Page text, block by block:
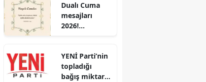
tarihi belli
oldu mu?
Dualı Cuma
mesajları
2026!
en özel sözler
YENİ Parti’nin
topladığı
bağış miktarı